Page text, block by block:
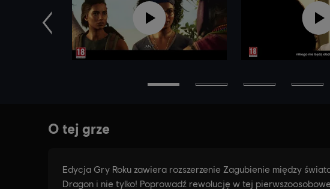
Poprzednie